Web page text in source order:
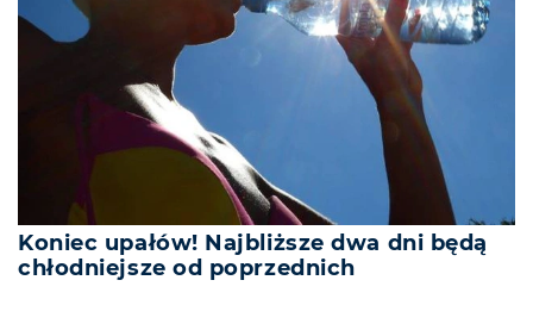
Koniec upałów! Najbliższe dwa dni będą
chłodniejsze od poprzednich